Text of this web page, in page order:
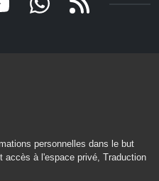
personnelles dans le but
accès à l'espace privé, Traduction